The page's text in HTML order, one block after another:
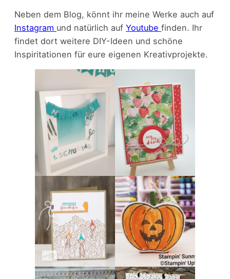
Neben dem Blog, könnt ihr meine Werke auch auf
Instagram und natürlich auf Youtube finden. Ihr
findet dort weitere DIY-Ideen und schöne
Inspiritationen für eure eigenen Kreativprojekte.